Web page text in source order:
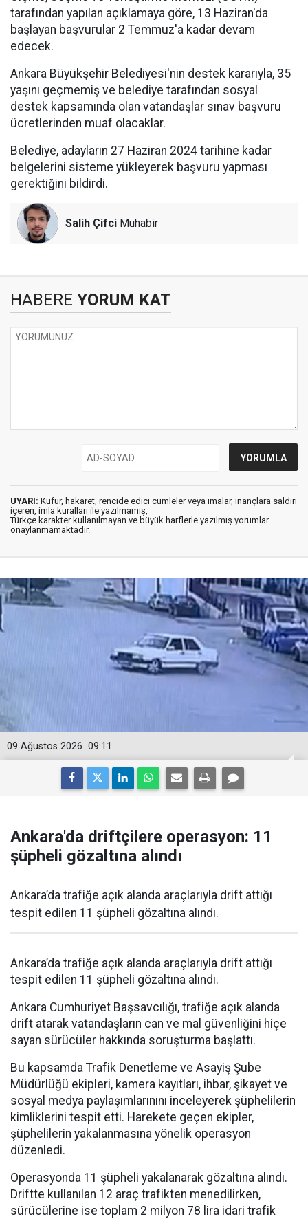
tarafından yapılan açıklamaya göre, 13 Haziran'da
başlayan başvurular 2 Temmuz'a kadar devam
edecek.
Ankara Büyükşehir Belediyesi'nin destek kararıyla, 35
yaşını geçmemiş ve belediye tarafından sosyal
destek kapsamında olan vatandaşlar sınav başvuru
ücretlerinden muaf olacaklar.
Belediye, adayların 27 Haziran 2024 tarihine kadar
belgelerini sisteme yükleyerek başvuru yapması
gerektiğini bildirdi.
Salih Çifci Muhabir
HABERE YORUM KAT
UYARI: Küfür, hakaret, rencide edici cümleler veya imalar, inançlara saldırı
içeren, imla kuralları ile yazılmamış,
Türkçe karakter kullanılmayan ve büyük harflerle yazılmış yorumlar
onaylanmamaktadır.
09:11
09 Ağustos 2026
Ankara'da driftçilere operasyon: 11
şüpheli gözaltına alındı
Ankara’da trafiğe açık alanda araçlarıyla drift attığı
tespit edilen 11 şüpheli gözaltına alındı.
Ankara’da trafiğe açık alanda araçlarıyla drift attığı
tespit edilen 11 şüpheli gözaltına alındı.
Ankara Cumhuriyet Başsavcılığı, trafiğe açık alanda
drift atarak vatandaşların can ve mal güvenliğini hiçe
sayan sürücüler hakkında soruşturma başlattı.
Bu kapsamda Trafik Denetleme ve Asayiş Şube
Müdürlüğü ekipleri, kamera kayıtları, ihbar, şikayet ve
sosyal medya paylaşımlarınını inceleyerek şüphelilerin
kimliklerini tespit etti. Harekete geçen ekipler,
şüphelilerin yakalanmasına yönelik operasyon
düzenledi.
Operasyonda 11 şüpheli yakalanarak gözaltına alındı.
Driftte kullanılan 12 araç trafikten menedilirken,
sürücülerine ise toplam 2 milyon 78 lira idari trafik